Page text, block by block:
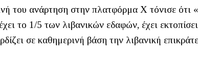
του ανάρτηση στην πλατφόρμα Χ τόνισε ότι
το 1/5 των λιβανικών εδαφών, έχει
σε καθημερινή βάση την λιβανική